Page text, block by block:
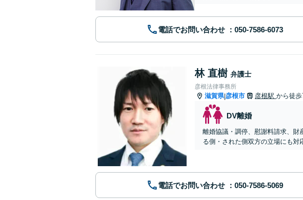
電話でお問い合わせ
林 直樹 弁護士
彦根法律事務所
滋賀県|彦根市 彦根駅 から徒
DV離婚
離婚協議・調停、慰謝料請求、財
る側・された側双方の立場にも対
電話でお問い合わせ